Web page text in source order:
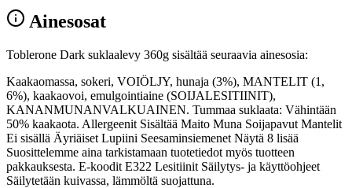
Ainesosat
Toblerone Dark suklaalevy 360g sisältää seuraavia ainesosia:
Kaakaomassa, sokeri, VOIÖLJY, hunaja (3%), MANTELIT (1,
6%), kaakaovoi, emulgointiaine (SOIJALESITIINIT),
KANANMUNANVALKUAINEN. Tummaa suklaata: Vähintään
50% kaakaota. Allergeenit Sisältää Maito Muna Soijapavut Mantelit
Ei sisällä Äyriäiset Lupiini Seesaminsiemenet Näytä 8 lisää
Suosittelemme aina tarkistamaan tuotetiedot myös tuotteen
pakkauksesta. E-koodit E322 Lesitiinit Säilytys- ja käyttöohjeet
Säilytetään kuivassa, lämmöltä suojattuna.